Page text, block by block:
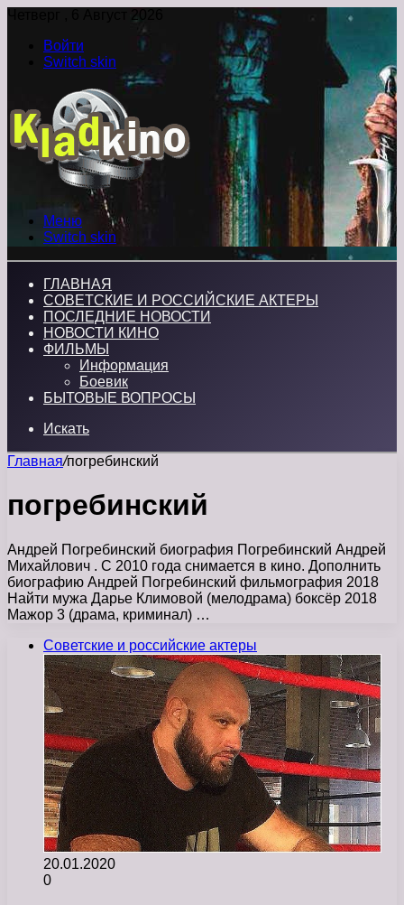
Четверг , 6 Август 2026
Войти
Switch skin
Меню
Switch skin
ГЛАВНАЯ
СОВЕТСКИЕ И РОССИЙСКИЕ АКТЕРЫ
ПОСЛЕДНИЕ НОВОСТИ
НОВОСТИ КИНО
ФИЛЬМЫ
Информация
Боевик
БЫТОВЫЕ ВОПРОСЫ
Искать
Главная/погребинский
погребинский
Андрей Погребинский биография Погребинский Андрей
Михайлович . С 2010 года снимается в кино. Дополнить
биографию Андрей Погребинский фильмография 2018
Найти мужа Дарье Климовой (мелодрама) боксёр 2018
Мажор 3 (драма, криминал) …
Советские и российские актеры
20.01.2020
0